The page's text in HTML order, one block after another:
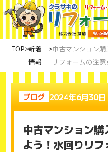
TOP>新着
情報
>中古マンション
リフォームの注意
ブログ 2024年6月30日
中古マンション
よう！水回りリ